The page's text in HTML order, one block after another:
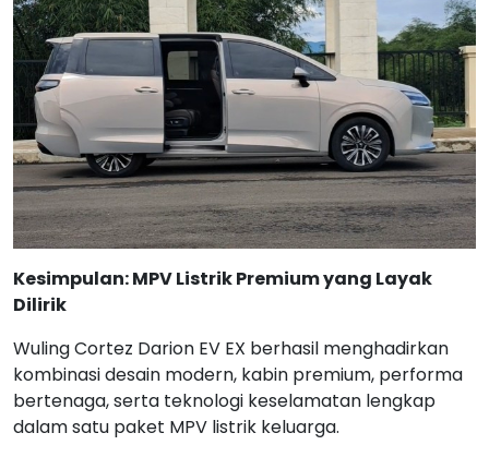
Kesimpulan: MPV Listrik Premium yang Layak
Dilirik
Wuling Cortez Darion EV EX berhasil menghadirkan
kombinasi desain modern, kabin premium, performa
bertenaga, serta teknologi keselamatan lengkap
dalam satu paket MPV listrik keluarga.